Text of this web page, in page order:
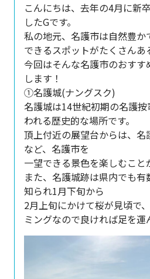
こんにちは、去年の4月に新
したGです。
私の地元、名護市は自然豊か
できるスポットがたくさんあ
今回はそんな名護市のおす
します！
①名護城(ナングスク)
名護城は14世紀初期の名護
われる歴史的な場所です。
頂上付近の展望台からは、
など、名護市を
一望できる景色を楽しむこと
また、名護城跡は県内でも
知られ1月下旬から
2月上旬にかけて桜が見頃で
ミングなので良ければ足を運